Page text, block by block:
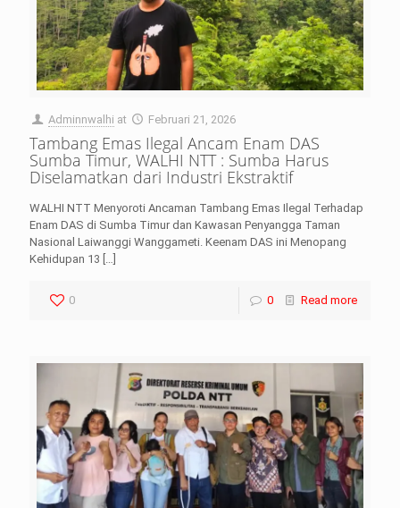
Adminnwalhi at Februari 21, 2026
Tambang Emas Ilegal Ancam Enam DAS
Sumba Timur, WALHI NTT : Sumba Harus
Diselamatkan dari Industri Ekstraktif
WALHI NTT Menyoroti Ancaman Tambang Emas Ilegal Terhadap
Enam DAS di Sumba Timur dan Kawasan Penyangga Taman
Nasional Laiwanggi Wanggameti. Keenam DAS ini Menopang
Kehidupan 13 […]
0 0 Read more